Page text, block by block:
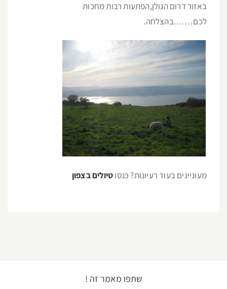
באזור דרום הגולן,הפתעות רבות מחכות
לכם…….בהצלחה.
מעוניינים בעוד רעיונות? כנסוטיולים בצפון
שתפו מאמר זה !